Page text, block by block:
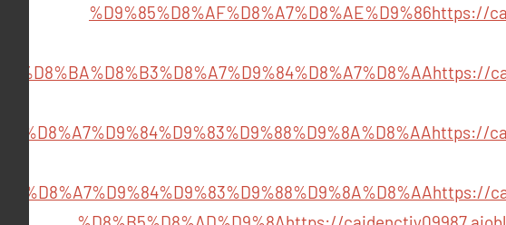
%D9%85%D8%AF%D8%A7%D8%AE%D9%86https://
%D8%BA%D8%B3%D8%A7%D9%84%D8%A7%D8%AAhttps://
%D8%A7%D9%84%D9%83%D9%88%D9%8A%D8%AAhttps://
%D8%A7%D9%84%D9%83%D9%88%D9%8A%D8%AAhttps://